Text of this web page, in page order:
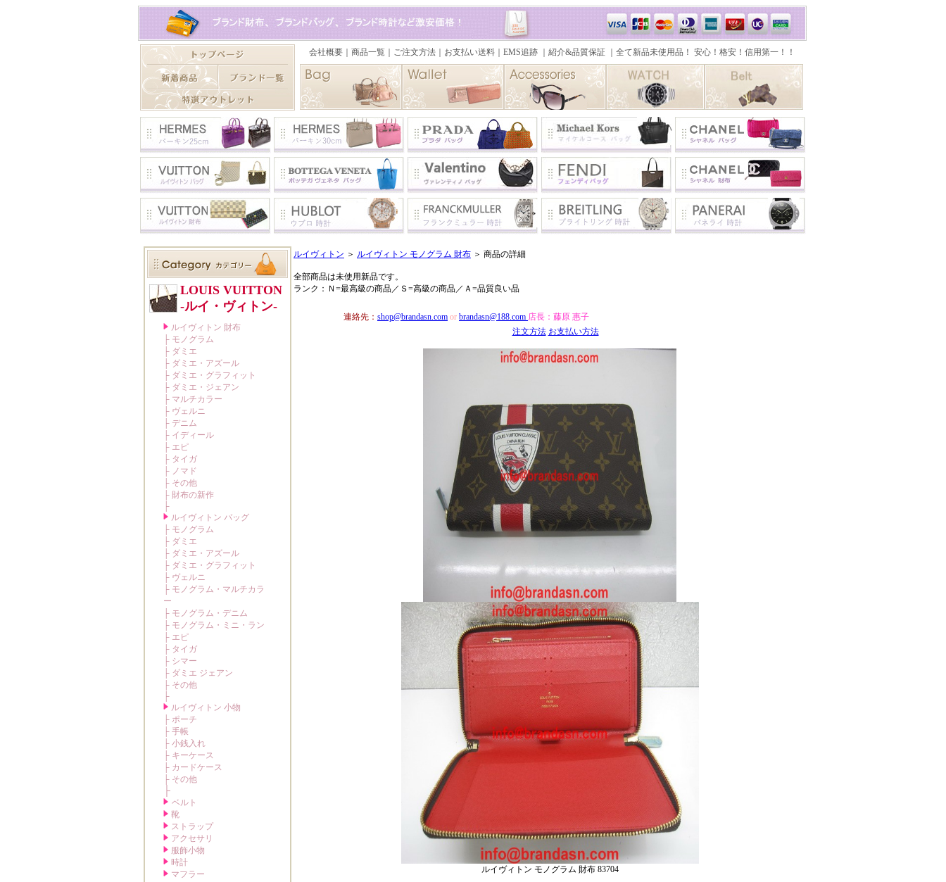
ルイヴィトン ＞ ルイヴィトン モノグラム 財布 ＞ 商品の詳細
全部商品は未使用新品です。
ランク：Ｎ=最高級の商品／Ｓ=高級の商品／Ａ=品質良い品
連絡先： shop@brandasn.com or brandasn@188.com 店長： 藤原 惠子
注文方法 お支払い方法
ルイヴィトン モノグラム 財布 83704